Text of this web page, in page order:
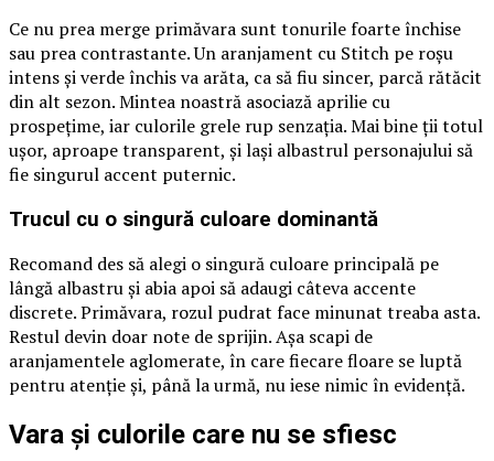
Ce nu prea merge primăvara sunt tonurile foarte închise
sau prea contrastante. Un aranjament cu Stitch pe roșu
intens și verde închis va arăta, ca să fiu sincer, parcă rătăcit
din alt sezon. Mintea noastră asociază aprilie cu
prospețime, iar culorile grele rup senzația. Mai bine ții totul
ușor, aproape transparent, și lași albastrul personajului să
fie singurul accent puternic.
Trucul cu o singură culoare dominantă
Recomand des să alegi o singură culoare principală pe
lângă albastru și abia apoi să adaugi câteva accente
discrete. Primăvara, rozul pudrat face minunat treaba asta.
Restul devin doar note de sprijin. Așa scapi de
aranjamentele aglomerate, în care fiecare floare se luptă
pentru atenție și, până la urmă, nu iese nimic în evidență.
Vara și culorile care nu se sfiesc